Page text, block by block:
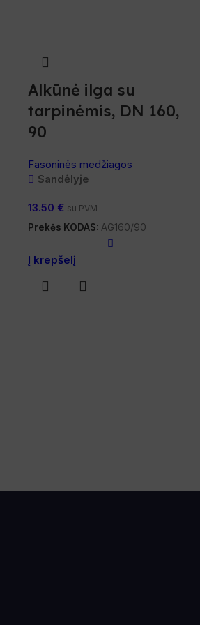
Alkūnė ilga su
tarpinėmis, DN 160,
90
Fasoninės medžiagos
Sandėlyje
13.50 € su PVM
Prekės KODAS: AG160/90
Į krepšelį